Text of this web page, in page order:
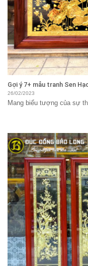
Gợi ý 7+ mẫu tranh Sen
26/02/2023
Mang biểu tượng của sự